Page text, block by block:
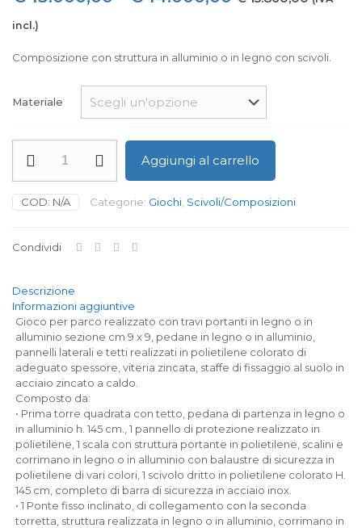
da
€ 13.000,00
a
€ 14.000,00
incl.)
Composizione con struttura in alluminio o in legno con scivoli.
Materiale
quantità
Aggiungi al carrello
COD: N/A Categorie: Giochi Scivoli/Composizioni
Condividi
Descrizione
Informazioni aggiuntive
Gioco per parco realizzato con travi portanti in legno o in
alluminio sezione cm 9 x 9, pedane in legno o in alluminio,
pannelli laterali e tetti realizzati in polietilene colorato di
adeguato spessore, viteria zincata, staffe di fissaggio al suolo in
acciaio zincato a caldo.
Composto da:
• Prima torre quadrata con tetto, pedana di partenza in legno o
in alluminio h. 145 cm., 1 pannello di protezione realizzato in
polietilene, 1 scala con struttura portante in polietilene, scalini e
corrimano in legno o in alluminio con balaustre di sicurezza in
polietilene di vari colori, 1 scivolo dritto in polietilene colorato H.
145 cm, completo di barra di sicurezza in acciaio inox.
• 1 Ponte fisso inclinato, di collegamento con la seconda
torretta, struttura realizzata in legno o in alluminio, corrimano in